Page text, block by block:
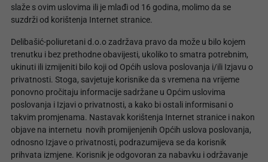
slaže s ovim uslovima ili je mlađi od 16 godina, molimo da se
suzdrži od korištenja Internet stranice.
Delibašić-poliuretani d.o.o zadržava pravo da može u bilo kojem
trenutku i bez prethodne obavijesti, ukoliko to smatra potrebnim,
ukinuti ili izmijeniti bilo koji od Općih uslova poslovanja i/ili Izjavu o
privatnosti. Stoga, savjetuje korisnike da s vremena na vrijeme
ponovno pročitaju informacije sadržane u Općim uslovima
poslovanja i Izjavi o privatnosti, a kako bi ostali informisani o
takvim promjenama. Nastavak korištenja Internet stranice i nakon
objave na internetu novih promijenjenih Općih uslova poslovanja,
odnosno Izjave o privatnosti, podrazumijeva se da korisnik
prihvata izmjene. Korisnik je odgovoran za nabavku i održavanje